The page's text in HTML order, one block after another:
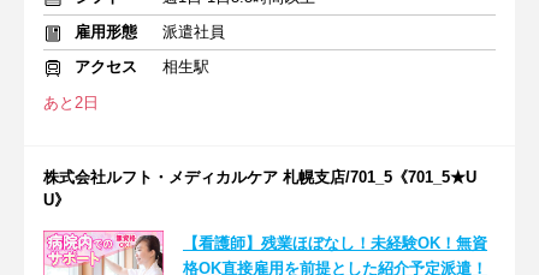
雇用形態
派遣社員
アクセス
相生駅
あと2日
株式会社ルフト・メディカルケア 札幌支店/701_5《701_5★U
U》
【看護師】残業ほぼなし！未経験OK！無資
格OK直接雇用を前提とした紹介予定派遣！